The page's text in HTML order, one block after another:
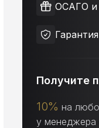
ОСАГО и
Получите
10% на
у менеджера